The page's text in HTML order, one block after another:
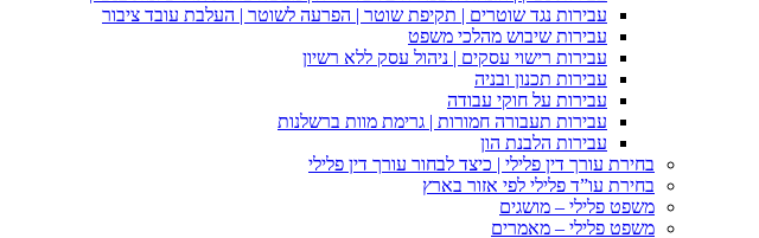
עבירות נגד שוטרים | תקיפת שוטר | הפרעה לשוטר | העלבת עובד ציבור
עבירות שיבוש מהלכי משפט
עבירות רישוי עסקים | ניהול עסק ללא רשיון
עבירות תכנון ובניה
עבירות על חוקי עבודה
עבירות תעבורה חמורות | גרימת מוות ברשלנות
עבירות הלבנת הון
בחירת עורך דין פלילי | כיצד לבחור עורך דין פלילי
בחירת עו”ד פלילי לפי אזור בארץ
משפט פלילי – מושגים
משפט פלילי – מאמרים